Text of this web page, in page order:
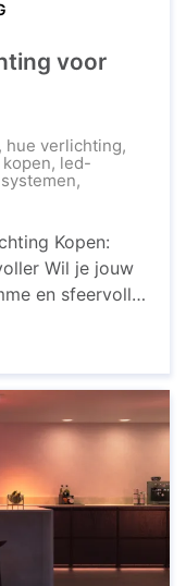
voor
, hue verlichting,
kopen, led-
,
Kopen:
Wil je jouw
en sfeervolle
breed scala
die je
behoeften en